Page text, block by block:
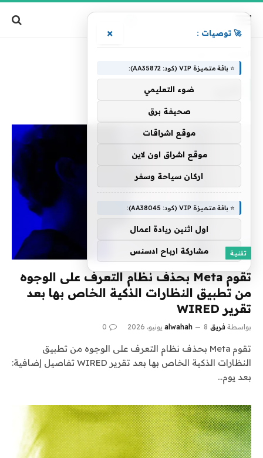
تقنية
تقوم Meta بحذف نظام التعرف على الوجوه
من تطبيق النظارات الذكية الخاص بها بعد
تقرير WIRED
بواسطة فريق alwahah 8 يونيو، 2026 0
تقوم Meta بحذف نظام التعرف على الوجوه من تطبيق
النظارات الذكية الخاص بها بعد تقرير WIRED تفاصيل إضافية:
بعد يوم…
🚀 توصيات : ×
⭐ باقة متميزة VIP (كود: AA35872):
ضوء التعليمي
صحيفة برق
موقع اشراقات
موقع اشراق اون لاين
اركان سياحة وسفر
⭐ باقة متميزة VIP (كود: AA38045):
اول اثنين ريادة اعمال
مشاركة ارباح ادسنس